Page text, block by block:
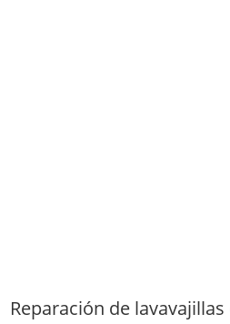
Reparación de lavavajillas